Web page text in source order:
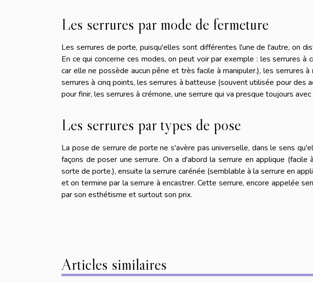
Les serrures par mode de fermeture
Les serrures de porte, puisqu'elles sont différentes l'une de l'autre, on
En ce qui concerne ces modes, on peut voir par exemple : les serrures à
car elle ne possède aucun pêne et très facile à manipuler.), les serrures
serrures à cinq points, les serrures à batteuse (souvent utilisée pour des
pour finir, les serrures à crémone, une serrure qui va presque toujours
Les serrures par types de pose
La pose de serrure de porte ne s'avère pas universelle, dans le sens
façons de poser une serrure. On a d'abord la serrure en applique
sorte de porte.), ensuite la serrure carénée (semblable à la serrure en
et on termine par la serrure à encastrer. Cette serrure, encore appelée
par son esthétisme et surtout son prix.
Articles similaires